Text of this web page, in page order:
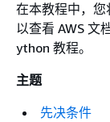
在本教程中，您
以查看 AWS 文
ython 教程。
主题
先决条件